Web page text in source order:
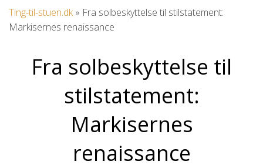
Ting-til-stuen.dk» Fra solbeskyttelse til stilstatement:
Markisernes renaissance
Fra solbeskyttelse til
stilstatement:
Markisernes
renaissance